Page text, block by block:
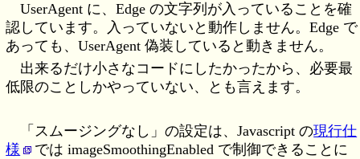
UserAgent に、Edge の文字列が入っていることを確
認しています。入っていないと動作しません。Edge で
あっても、UserAgent 偽装していると動きません。
出来るだけ小さなコードにしたかったから、必要最
低限のことしかやっていない、とも言えます。
「スムージングなし」の設定は、Javascript の現行仕
様
では imageSmoothingEnabled で制御できることに